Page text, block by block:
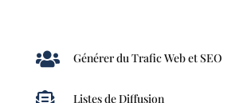
 Générer du Trafic Web et SEO
Listes de Diffusion